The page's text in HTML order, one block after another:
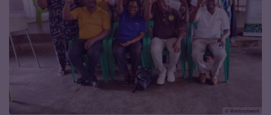
© Weltnotwerk